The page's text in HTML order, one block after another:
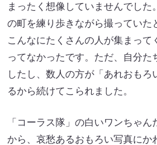
まったく想像していませんでした
の町を練り歩きながら撮っていた
こんなにたくさんの人が集まって
ってなかったです。ただ、自分た
したし、数人の方が「あれおもろ
るから続けてこられました。
「コーラス隊」の白いワンちゃ
から、哀愁あるおもろい写真にか